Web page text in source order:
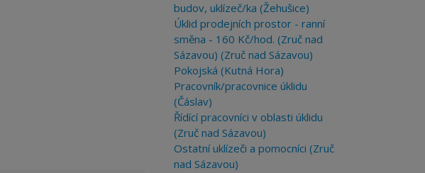
budov, uklízeč/ka (Žehušice)
Úklid prodejních prostor - ranní
směna - 160 Kč/hod. (Zruč nad
Sázavou) (Zruč nad Sázavou)
Pokojská (Kutná Hora)
Pracovník/pracovnice úklidu
(Čáslav)
Řídící pracovníci v oblasti úklidu
(Zruč nad Sázavou)
Ostatní uklízeči a pomocníci (Zruč
nad Sázavou)